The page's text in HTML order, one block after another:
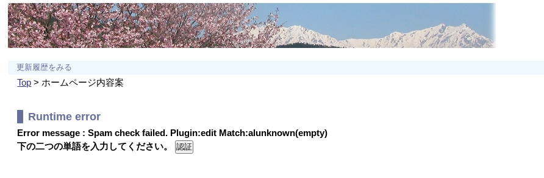
更新履歴をみる
Top > ホームページ内容案
Runtime error
Error message : Spam check failed. Plugin:edit Match:alunknown(empty)
下の二つの単語を入力してください。